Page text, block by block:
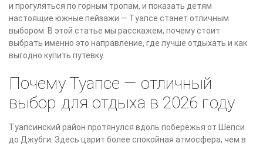
и прогуляться по горным тропам, и показать детям
настоящие южные пейзажи — Туапсе станет отличным
выбором. В этой статье мы расскажем, почему стоит
выбрать именно это направление, где лучше отдыхать и как
выгодно купить путевку.
Почему Туапсе — отличный
выбор для отдыха в 2026 году
Туапсинский район протянулся вдоль побережья от Шепси
до Джубги. Здесь царит более спокойная атмосфера, чем в